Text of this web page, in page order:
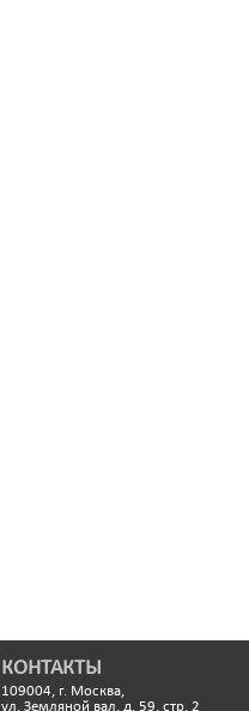
КОНТАКТЫ
109004, г. Москва,
ул. Земляной вал, д. 59, стр. 2